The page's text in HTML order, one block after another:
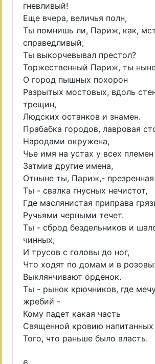
гневливый!
Еще вчера, величья полн,
Ты помнишь ли, Париж, как,
справедливый,
Ты выкорчевывал престол?
Торжественный Париж, ты
О город пышных похорон
Разрытых мостовых, вдоль
трещин,
Людских останков и знамен.
Прабабка городов, лавровая
Народами окружена,
Чье имя на устах у всех племен
Затмив другие имена,
Отныне ты, Париж,- презренная
Ты - свалка гнусных нечистот,
Где маслянистая приправа
Ручьями черными течет.
Ты - сброд бездельников и
чинных,
И трусов с головы до ног,
Что ходят по домам и в
Выклянчивают орденок.
Ты - рынок крючников, где
жребий -
Кому падет какая часть
Священной кровию напитанных
Того, что раньше было власть.